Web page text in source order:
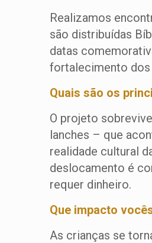
Realizamos
são distribuídas
datas
fortalecimento dos
Quais são os
O projeto
lanches – que
realidade cultural
deslocamento é
requer dinheiro.
Que impacto
As crianças se